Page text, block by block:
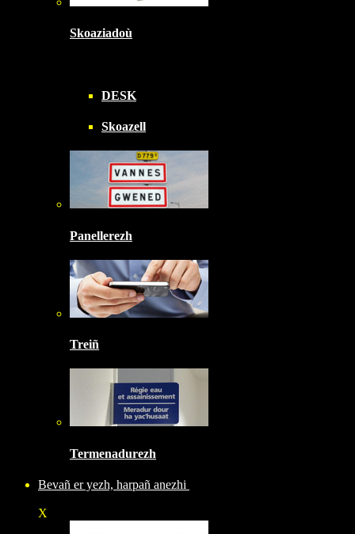
Skoaziadoù
DESK
Skoazell
Panellerezh
Treiñ
Termenadurezh
Bevañ er yezh, harpañ anezhi
X